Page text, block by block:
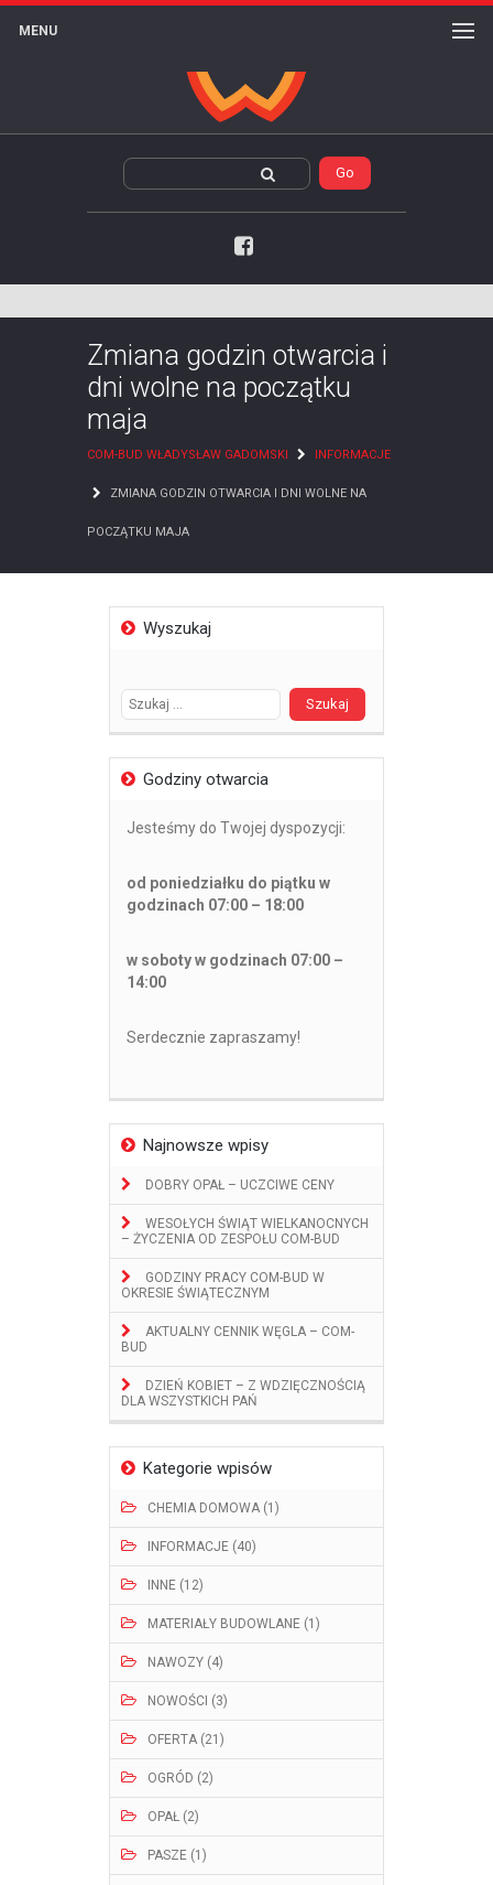
MENU
Zmiana godzin otwarcia i
dni wolne na początku
maja
COM-BUD WŁADYSŁAW GADOMSKI INFORMACJE
ZMIANA GODZIN OTWARCIA I DNI WOLNE NA
POCZĄTKU MAJA
Wyszukaj
Godziny otwarcia
Jesteśmy do Twojej dyspozycji:
od poniedziałku do piątku w
godzinach 07:00 – 18:00
w soboty w godzinach 07:00 –
14:00
Serdecznie zapraszamy!
Najnowsze wpisy
DOBRY OPAŁ – UCZCIWE CENY
WESOŁYCH ŚWIĄT WIELKANOCNYCH
– ŻYCZENIA OD ZESPOŁU COM-BUD
GODZINY PRACY COM-BUD W
OKRESIE ŚWIĄTECZNYM
AKTUALNY CENNIK WĘGLA – COM-
BUD
DZIEŃ KOBIET – Z WDZIĘCZNOŚCIĄ
DLA WSZYSTKICH PAŃ
Kategorie wpisów
CHEMIA DOMOWA (1)
INFORMACJE (40)
INNE (12)
MATERIAŁY BUDOWLANE (1)
NAWOZY (4)
NOWOŚCI (3)
OFERTA (21)
OGRÓD (2)
OPAŁ (2)
PASZE (1)